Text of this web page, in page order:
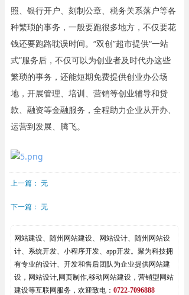
照、银行开户、刻制公章、税务关系落户等各
种繁琐的事务，一般要跑很多地方，不仅要花
钱还要跑路耽误时间。“双创”超市提供“一站
式”服务后，不仅可以为创业者及时代办这些
繁琐的事务，还能短期免费提供创业办公场
地，开展管理、培训、营销等创业辅导和贷
款、融资等金融服务，全程助力企业从开办、
运营到发展、腾飞。
网站建设、随州网站建设、网站设计、随州网站设
计、系统开发、小程序开发、app开发。聚为科技拥
有专业的设计、开发和售后团队为企业提供网站建
设，网站设计,网页制作,移动网站建设，营销型网站
建设等互联网服务，欢迎致电： 0722-7096888
上一篇： 无
下一篇： 无